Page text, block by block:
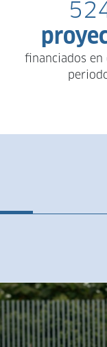
financiados en